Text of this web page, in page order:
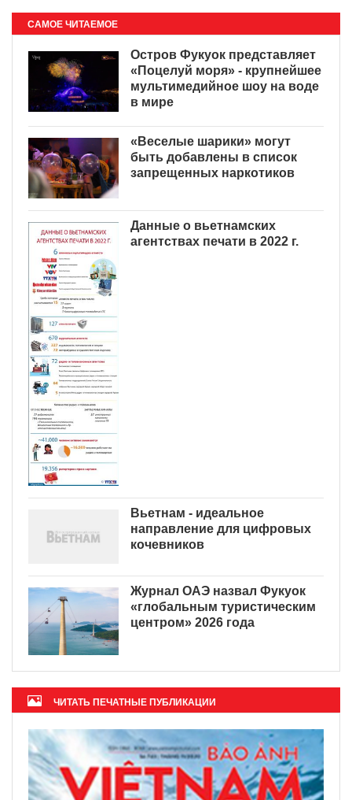
САМОЕ ЧИТАЕМОЕ
Остров Фукуок представляет
«Поцелуй моря» - крупнейшее
мультимедийное шоу на воде
в мире
«Веселые шарики» могут
быть добавлены в список
запрещенных наркотиков
Данные о вьетнамских
агентствах печати в 2022 г.
Вьетнам - идеальное
направление для цифровых
кочевников
Журнал ОАЭ назвал Фукуок
«глобальным туристическим
центром» 2026 года
ЧИТАТЬ ПЕЧАТНЫЕ ПУБЛИКАЦИИ